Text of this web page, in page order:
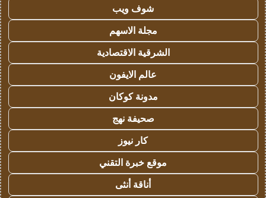
شوف ويب
مجلة الاسهم
الشرقية الاقتصادية
عالم الايفون
مدونة كوكان
صحيفة نهج
كار نيوز
موقع خبرة التقني
أناقة أنثى